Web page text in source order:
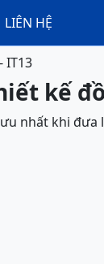
LIÊN HỆ
IT13
kế
nhất khi đưa